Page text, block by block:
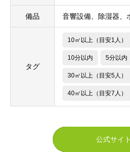
備品 音響設備、除湿器、
タグ
10㎡以上（目安1人）
10分以内 5分以内
30㎡以上（目安5人）
40㎡以上（目安7人）
公式サイト